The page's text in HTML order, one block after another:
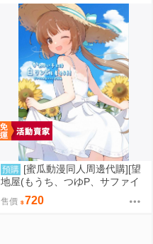
預購 [蜜瓜動漫同人周邊代購][望
地屋(もうち、つゆP、サファイ
ア@ちるる、ホイップあん/他)]
かわいい子には白ワンピを着せ
售價 720